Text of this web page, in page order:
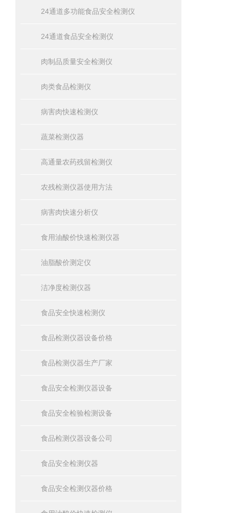
24通道多功能食品安全检测仪
24通道食品安全检测仪
肉制品质量安全检测仪
肉类食品检测仪
病害肉快速检测仪
蔬菜检测仪器
高通量农药残留检测仪
农残检测仪器使用方法
病害肉快速分析仪
食用油酸价快速检测仪器
油脂酸价测定仪
洁净度检测仪器
食品安全快速检测仪
食品检测仪器设备价格
食品检测仪器生产厂家
食品安全检测仪器设备
食品安全检验检测设备
食品检测仪器设备公司
食品安全检测仪器
食品安全检测仪器价格